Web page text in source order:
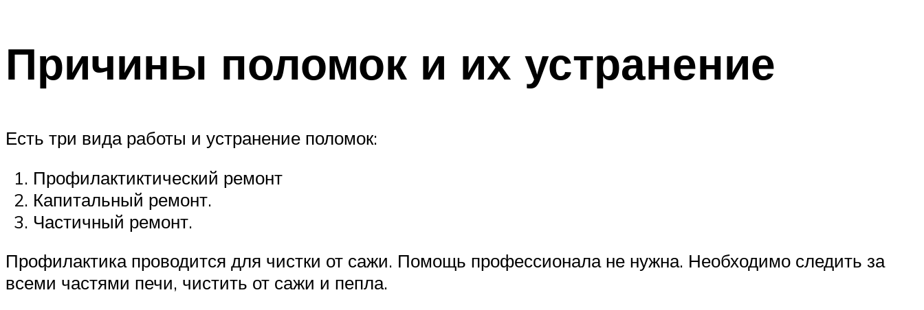
Причины поломок и их устранение
Есть три вида работы и устранение поломок:
Профилактиктический ремонт
Капитальный ремонт.
Частичный ремонт.
Профилактика проводится для чистки от сажи. Помощь профессионала не нужна. Необходимо следить за
всеми частями печи, чистить от сажи и пепла.